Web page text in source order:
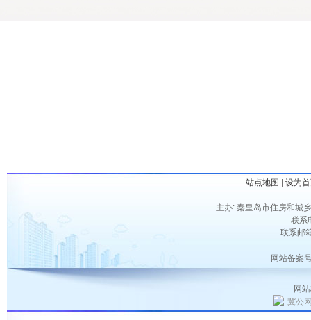
站点地图 设为
主办: 秦皇岛市住房和城
联系
联系邮
网站备案
网
冀公